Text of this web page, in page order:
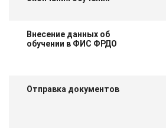
Внесение данных об
обучении в ФИС ФРДО
Отправка документов